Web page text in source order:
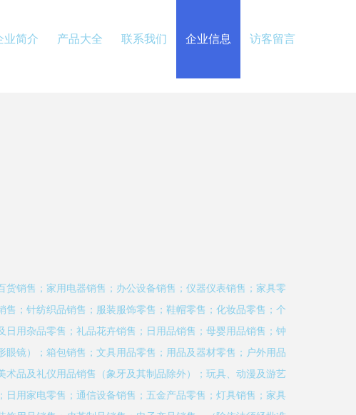
业简介 产品大全 联系我们 企业信息 访客留言
货销售；家用电器销售；办公设备销售；仪器仪表销售；家具零
售；针纺织品销售；服装服饰零售；鞋帽零售；化妆品零售；个
日用杂品零售；礼品花卉销售；日用品销售；母婴用品销售；钟
眼镜）；箱包销售；文具用品零售；用品及器材零售；户外用品
术品及礼仪用品销售（象牙及其制品除外）；玩具、动漫及游艺
日用家电零售；通信设备销售；五金产品零售；灯具销售；家具